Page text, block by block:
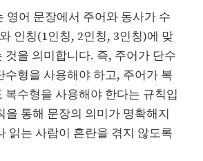
영어 문장에서 주어와 동사가 수
인칭(1인칭, 2인칭, 3인칭)에 맞
것을 의미합니다. 즉, 주어가 단수
수형을 사용해야 하고, 주어가 복
복수형을 사용해야 한다는 규칙입
을 통해 문장의 의미가 명확해지
읽는 사람이 혼란을 겪지 않도록